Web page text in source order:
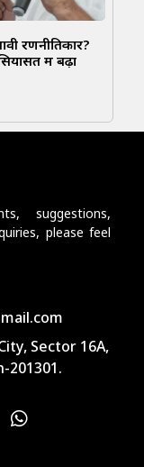
रणनीतिकार?
में बढ़ा
suggestions,
please feel
Sector 16A,
201301.